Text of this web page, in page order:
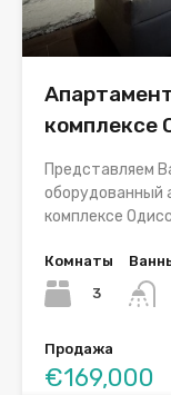
комплексе
Представляем
оборудованный
комплексе
Комнаты
3
Продажа
€169,000